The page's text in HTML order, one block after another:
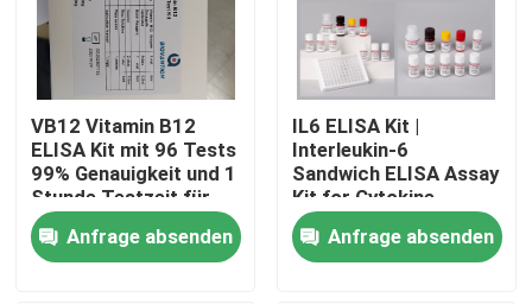
Heim
VB12 Vitamin B12
ELISA Kit mit 96 Tests
99% Genauigkeit und 1
Stunde Testzeit für
Vitaminmangelforschung
Anfrage absenden
IL6 ELISA Kit |
Interleukin-6
Sandwich ELISA Assay
Kit for Cytokine
Quantitative Detection
in Biological Samples,
Serum, Plasma, Cell
Anfrage absenden